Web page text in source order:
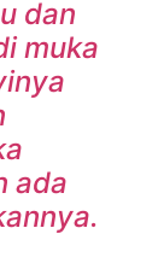
dan
muka
ada